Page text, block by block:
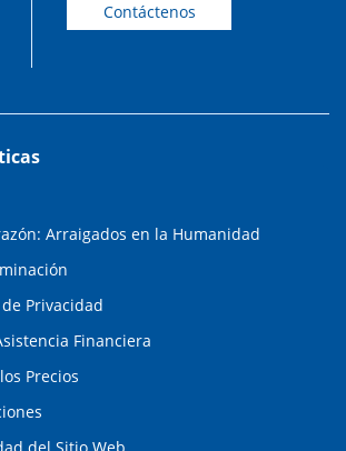
Contáctenos
Arraigados en la Humanidad
Privacidad
Financiera
Precios